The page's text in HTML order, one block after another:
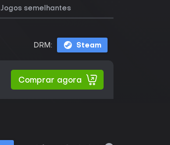
Jogos semelhantes
DRM: Steam
Comprar agora